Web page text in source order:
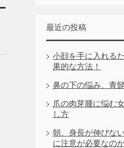
最近の投稿
小顔を手に入れる
果的な方法！
鼻の下の悩み、青
爪の肉芽腫に悩む
し方
朝、身長が伸びな
に注意が必要なの